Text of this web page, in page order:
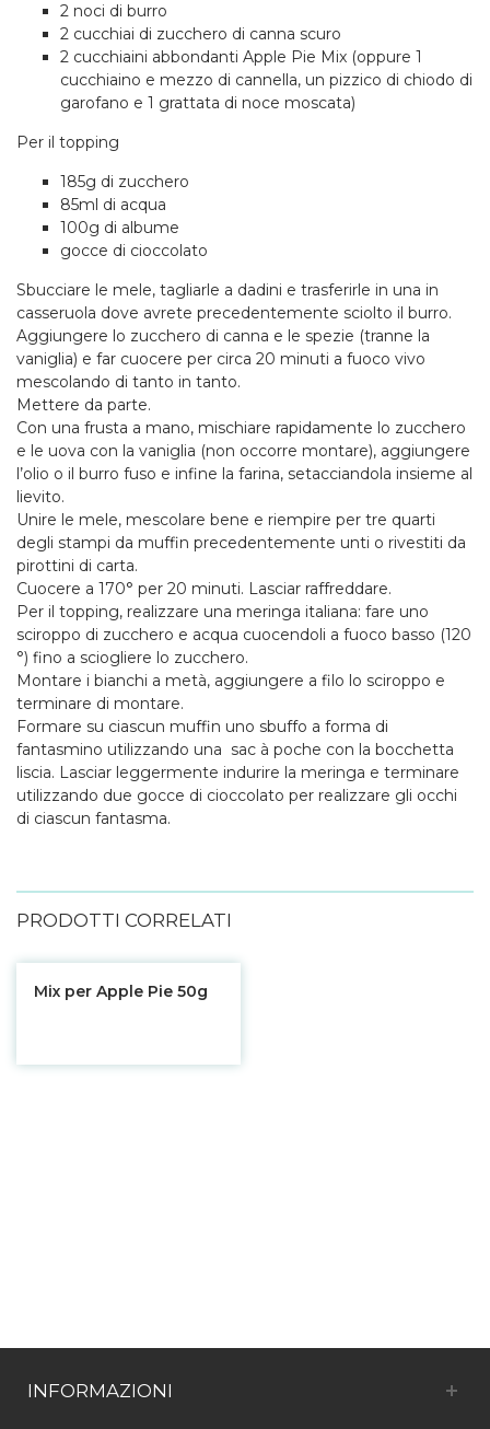
2 noci di burro
2 cucchiai di zucchero di canna scuro
2 cucchiaini abbondanti Apple Pie Mix (oppure 1
cucchiaino e mezzo di cannella, un pizzico di chiodo di
garofano e 1 grattata di noce moscata)
Per il topping
185g di zucchero
85ml di acqua
100g di albume
gocce di cioccolato
Sbucciare le mele, tagliarle a dadini e trasferirle in una in
casseruola dove avrete precedentemente sciolto il burro.
Aggiungere lo zucchero di canna e le spezie (tranne la
vaniglia) e far cuocere per circa 20 minuti a fuoco vivo
mescolando di tanto in tanto.
Mettere da parte.
Con una frusta a mano, mischiare rapidamente lo zucchero
e le uova con la vaniglia (non occorre montare), aggiungere
l’olio o il burro fuso e infine la farina, setacciandola insieme al
lievito.
Unire le mele, mescolare bene e riempire per tre quarti
degli stampi da muffin precedentemente unti o rivestiti da
pirottini di carta.
Cuocere a 170° per 20 minuti. Lasciar raffreddare.
Per il topping, realizzare una meringa italiana: fare uno
sciroppo di zucchero e acqua cuocendoli a fuoco basso (120
°) fino a sciogliere lo zucchero.
Montare i bianchi a metà, aggiungere a filo lo sciroppo e
terminare di montare.
Formare su ciascun muffin uno sbuffo a forma di
fantasmino utilizzando una sac à poche con la bocchetta
liscia. Lasciar leggermente indurire la meringa e terminare
utilizzando due gocce di cioccolato per realizzare gli occhi
di ciascun fantasma.
PRODOTTI CORRELATI
Mix per Apple Pie 50g
INFORMAZIONI